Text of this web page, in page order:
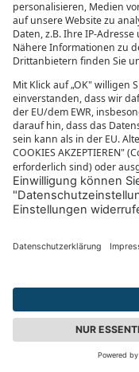
Fazit zum
Sardinien
Dem Zauber von
entziehen. Auch
spürt wohl dank
Stränden und
ganz viel Amore.
Ob euer Herz eher
Inselurlaub
wer
möchte, findet sein
werden könnt ihr
Landschaften auf